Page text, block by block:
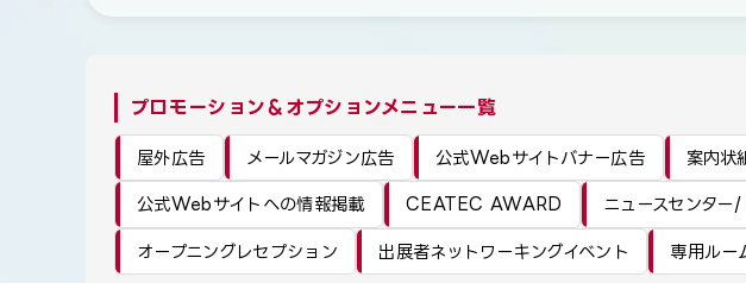
プロモーション＆オプションメニュー一覧
屋外広告 メールマガジン広告 公式Webサイトバナー広告 案内状
公式Webサイトへの情報掲載 CEATEC AWARD ニュースセンタ
オープニングレセプション 出展者ネットワーキングイベント 専用ルー